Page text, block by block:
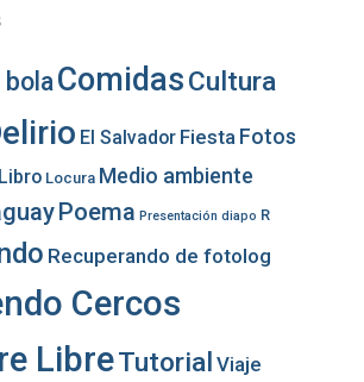
bolaComidasCultura
El Salvador Fiesta Fotos
Libro Locura Medio ambiente
Poema Presentación diapo R
Recuperando de fotolog
Cercos
LibreTutorial Viaje